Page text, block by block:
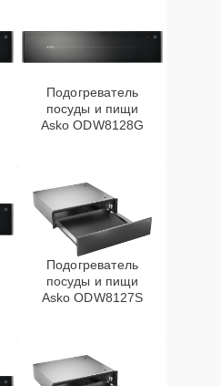
Подогреватель
посуды и пищи
Asko ODW8128G
Подогреватель
посуды и пищи
Asko ODW8127S